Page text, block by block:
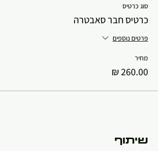
סוג כרטיס
כרטיס חבר סאבטרה
פרטים נוספים
מחיר
שיתוף